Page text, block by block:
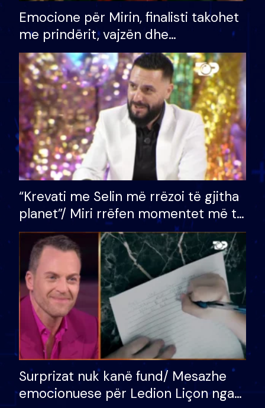
Emocione për Mirin, finalisti takohet
me prindërit, vajzën dhe
bashkëshorten: S’kemi ndonjë letër
divorci apo jo?
“Krevati me Selin më rrëzoi të gjitha
planet”/ Miri rrëfen momentet më të
bukura në shtëpinë e BB VIP: Do më
mungojë zilja e mëngjesit kur…
Surprizat nuk kanë fund/ Mesazhe
emocionuese për Ledion Liçon nga